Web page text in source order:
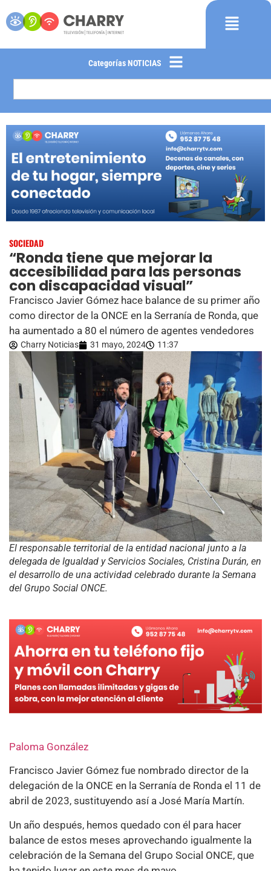
Categorías NOTICIAS
SOCIEDAD
“Ronda tiene que mejorar la
accesibilidad para las personas
con discapacidad visual”
Francisco Javier Gómez hace balance de su primer año
como director de la ONCE en la Serranía de Ronda, que
ha aumentado a 80 el número de agentes vendedores
Charry Noticias 31 mayo, 2024 11:37
El responsable territorial de la entidad nacional junto a la
delegada de Igualdad y Servicios Sociales, Cristina Durán, en
el desarrollo de una actividad celebrado durante la Semana
del Grupo Social ONCE.
Paloma González
Francisco Javier Gómez fue nombrado director de la
delegación de la ONCE en la Serranía de Ronda el 11 de
abril de 2023, sustituyendo así a José María Martín.
Un año después, hemos quedado con él para hacer
balance de estos meses aprovechando igualmente la
celebración de la Semana del Grupo Social ONCE, que